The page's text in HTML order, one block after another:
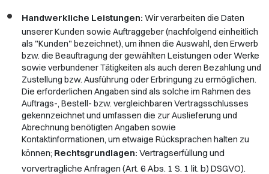
Handwerkliche Leistungen: Wir verarbeiten die Daten
unserer Kunden sowie Auftraggeber (nachfolgend einheitlich
als "Kunden" bezeichnet), um ihnen die Auswahl, den Erwerb
bzw. die Beauftragung der gewählten Leistungen oder Werke
sowie verbundener Tätigkeiten als auch deren Bezahlung und
Zustellung bzw. Ausführung oder Erbringung zu ermöglichen.
Die erforderlichen Angaben sind als solche im Rahmen des
Auftrags-, Bestell- bzw. vergleichbaren Vertragsschlusses
gekennzeichnet und umfassen die zur Auslieferung und
Abrechnung benötigten Angaben sowie
Kontaktinformationen, um etwaige Rücksprachen halten zu
können; Rechtsgrundlagen: Vertragserfüllung und
vorvertragliche Anfragen (Art. 6 Abs. 1 S. 1 lit. b) DSGVO).